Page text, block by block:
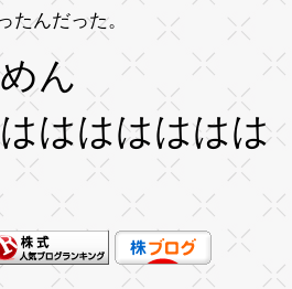
たんだった。
めん
はははははは